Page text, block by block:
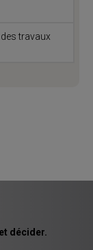
travaux
décider.